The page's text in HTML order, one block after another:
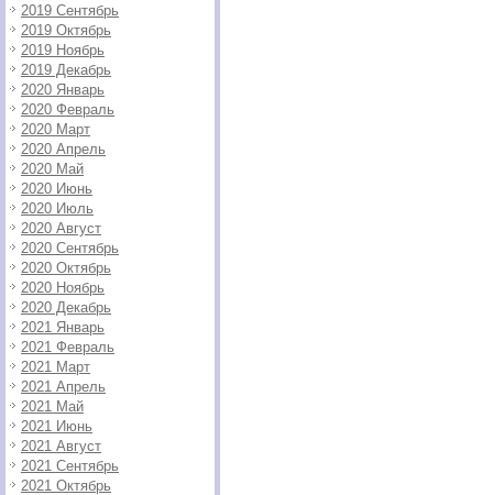
2019 Сентябрь
2019 Октябрь
2019 Ноябрь
2019 Декабрь
2020 Январь
2020 Февраль
2020 Март
2020 Апрель
2020 Май
2020 Июнь
2020 Июль
2020 Август
2020 Сентябрь
2020 Октябрь
2020 Ноябрь
2020 Декабрь
2021 Январь
2021 Февраль
2021 Март
2021 Апрель
2021 Май
2021 Июнь
2021 Август
2021 Сентябрь
2021 Октябрь